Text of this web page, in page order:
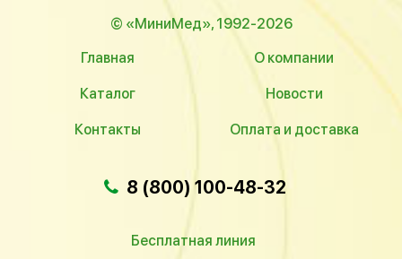
© «МиниМед», 1992-2026
Главная
О компании
Каталог Новости
Контакты Оплата и доставка
8 (800) 100-48-32
Бесплатная линия